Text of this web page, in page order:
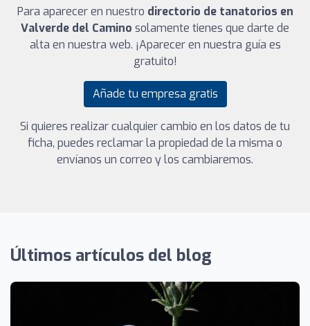
Para aparecer en nuestro directorio de tanatorios en
Valverde del Camino solamente tienes que darte de
alta en nuestra web. ¡Aparecer en nuestra guía es
gratuito!
Añade tu empresa gratis
Si quieres realizar cualquier cambio en los datos de tu
ficha, puedes reclamar la propiedad de la misma o
envíanos un correo y los cambiaremos.
Últimos artículos del blog